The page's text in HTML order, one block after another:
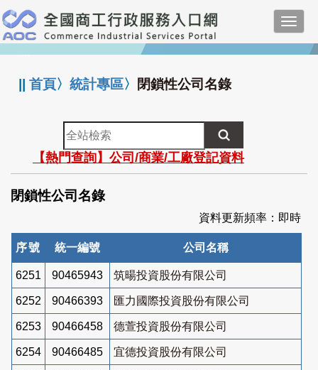
跳
到
主
要
:::
||首頁〉統計專區〉 閉鎖性公司名錄
全
站
檢
索
【熱門查詢】公司/商業/工廠登記資料
閉鎖性公司名錄
資料更新頻率：即時
序號 統一編號 公司名稱
6251 90465943 筑暘投資股份有限公司
6252 90466393 匯力國際投資股份有限公司
6253 90466458 德萱投資股份有限公司
6254 90466485 宜德投資股份有限公司